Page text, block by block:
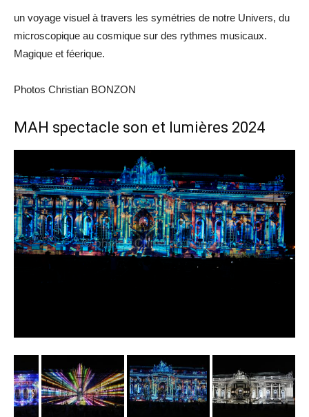
un voyage visuel à travers les symétries de notre Univers, du
microscopique au cosmique sur des rythmes musicaux.
Magique et féerique.
Photos Christian BONZON
MAH spectacle son et lumières 2024